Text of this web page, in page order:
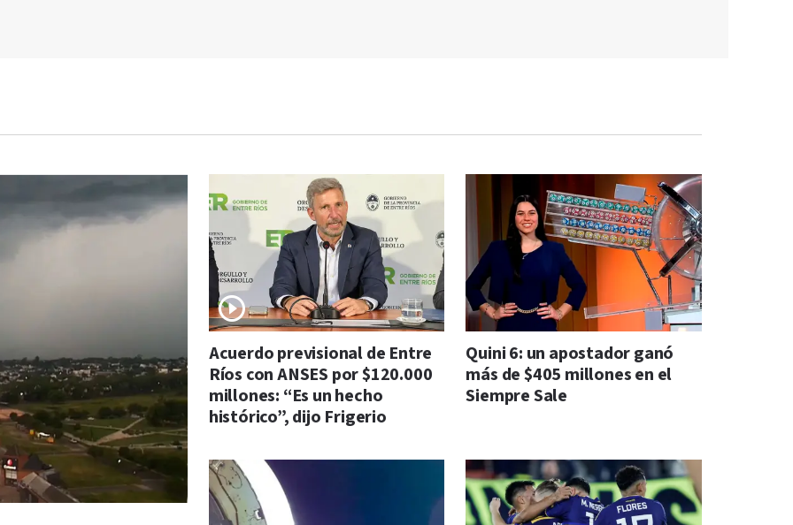
Acuerdo previsional de Entre
Ríos con ANSES por $120.000
millones: “Es un hecho
histórico”, dijo Frigerio
Quini 6: un apostador ganó
más de $405 millones en el
Siempre Sale